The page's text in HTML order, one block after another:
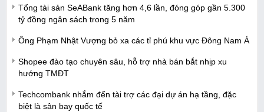
Tổng tài sản SeABank tăng hơn 4,6 lần, đóng góp gần 5.300
tỷ đồng ngân sách trong 5 năm
Ông Phạm Nhật Vượng bỏ xa các tỉ phú khu vực Đông Nam Á
Shopee đào tạo chuyên sâu, hỗ trợ nhà bán bắt nhịp xu
hướng TMĐT
Techcombank nhắm đến tài trợ các đại dự án hạ tầng, đặc
biệt là sân bay quốc tế